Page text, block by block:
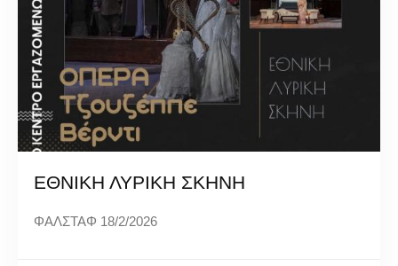
ΕΘΝΙΚΗ ΛΥΡΙΚΗ ΣΚΗΝΗ
ΦΑΛΣΤΑΦ 18/2/2026